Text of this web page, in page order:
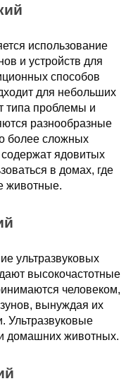
использование
и устройств для
способов
для небольших
типа проблемы и
разнообразные
более сложных
ядовитых
в домах, где
животные.
ультразвуковых
высокочастотные
человеком,
вынуждая их
Ультразвуковые
домашних животных.